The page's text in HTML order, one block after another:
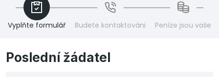
Vyplňte formulář Budete kontaktováni Peníze jsou vaše
Poslední žádatel